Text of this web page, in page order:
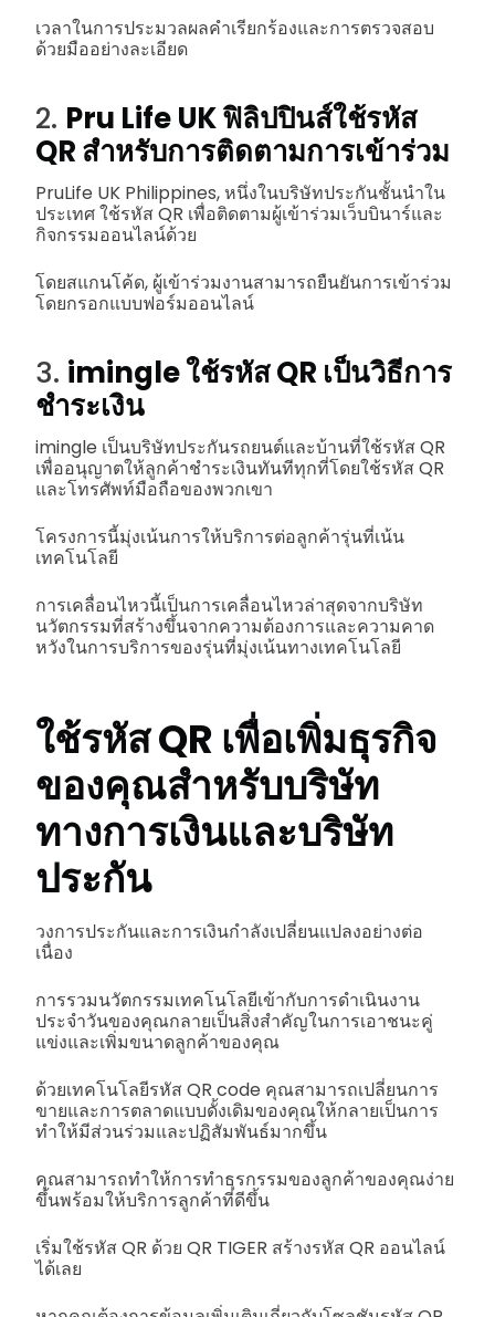
เวลาในการประมวลผลคำเรียกร้องและการตรวจสอบ
ด้วยมืออย่างละเอียด
2. Pru Life UK ฟิลิปปินส์ใช้รหัส
QR สำหรับการติดตามการเข้าร่วม
PruLife UK Philippines, หนึ่งในบริษัทประกันชั้นนำใน
ประเทศ ใช้รหัส QR เพื่อติดตามผู้เข้าร่วมเว็บบินาร์และ
กิจกรรมออนไลน์ด้วย
โดยสแกนโค้ด, ผู้เข้าร่วมงานสามารถยืนยันการเข้าร่วม
โดยกรอกแบบฟอร์มออนไลน์
3. imingle ใช้รหัส QR เป็นวิธีการ
ชำระเงิน
imingle เป็นบริษัทประกันรถยนต์และบ้านที่ใช้รหัส QR
เพื่ออนุญาตให้ลูกค้าชำระเงินทันทีทุกที่โดยใช้รหัส QR
และโทรศัพท์มือถือของพวกเขา
โครงการนี้มุ่งเน้นการให้บริการต่อลูกค้ารุ่นที่เน้น
เทคโนโลยี
การเคลื่อนไหวนี้เป็นการเคลื่อนไหวล่าสุดจากบริษัท
นวัตกรรมที่สร้างขึ้นจากความต้องการและความคาด
หวังในการบริการของรุ่นที่มุ่งเน้นทางเทคโนโลยี
ใช้รหัส QR เพื่อเพิ่มธุรกิจ
ของคุณสำหรับบริษัท
ทางการเงินและบริษัท
ประกัน
วงการประกันและการเงินกำลังเปลี่ยนแปลงอย่างต่อ
เนื่อง
การรวมนวัตกรรมเทคโนโลยีเข้ากับการดำเนินงาน
ประจำวันของคุณกลายเป็นสิ่งสำคัญในการเอาชนะคู่
แข่งและเพิ่มขนาดลูกค้าของคุณ
ด้วยเทคโนโลยีรหัส QR code คุณสามารถเปลี่ยนการ
ขายและการตลาดแบบดั้งเดิมของคุณให้กลายเป็นการ
ทำให้มีส่วนร่วมและปฏิสัมพันธ์มากขึ้น
คุณสามารถทำให้การทำธุรกรรมของลูกค้าของคุณง่าย
ขึ้นพร้อมให้บริการลูกค้าที่ดีขึ้น
เริ่มใช้รหัส QR ด้วย QR TIGER สร้างรหัส QR ออนไลน์
ได้เลย